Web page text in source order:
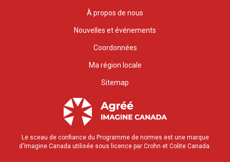
À propos de nous
Nouvelles et événements
Coordonnées
Ma région locale
Sitemap
Le sceau de confiance du Programme de normes est une marque
d'Imagine Canada utilisée sous licence par Crohn et Colite Canada.